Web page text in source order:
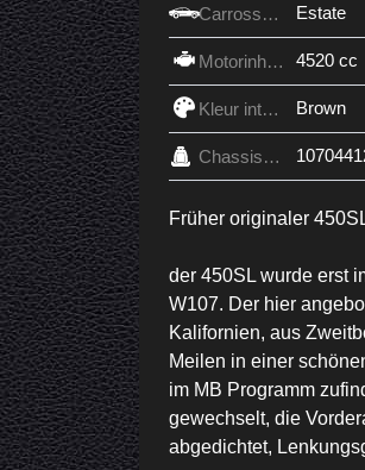
Carrosserie Estate
Motorinhoud 4520 cc
Kleur interieur Brown
Chassis nr.
Früher originaler
der 450SL wurde erst
W107. Der hier
Kalifornien, aus
Meilen in einer
im MB Programm
gewechselt, die
abgedichtet,